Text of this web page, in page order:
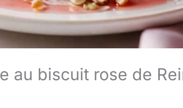
au biscuit rose de